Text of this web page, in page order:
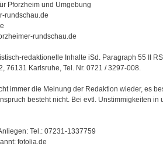
Pforzheim und Umgebung
rundschau.de
rundschau.de
redaktionelle Inhalte iSd. Paragraph 55 II
76131 Karlsruhe, Tel. Nr. 0721 / 3297-008.
immer die Meinung der Redaktion wieder, es
besteht nicht. Bei evtl. Unstimmigkeiten
Tel.: 07231-1337759
fotolia.de